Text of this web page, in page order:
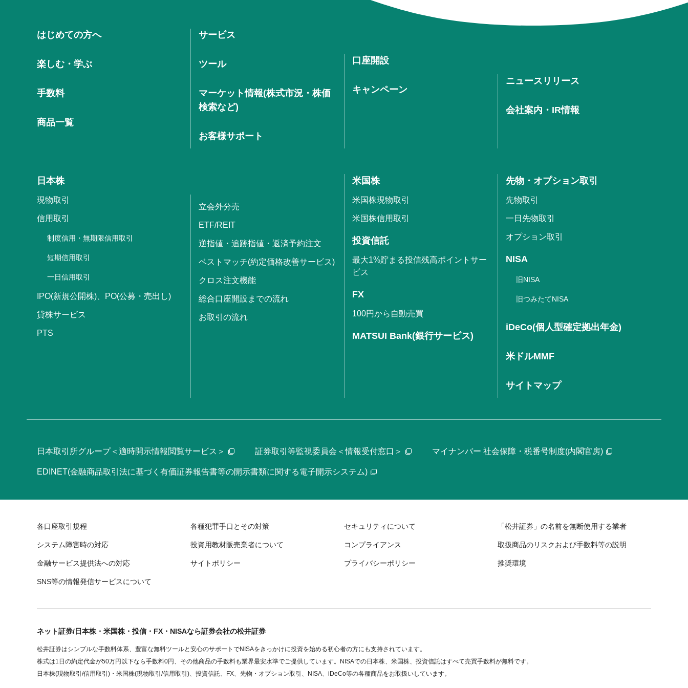
はじめての方へ
楽しむ・学ぶ
手数料
商品一覧
サービス
ツール
マーケット情報(株式市況・株価
検索など)
お客様サポート
口座開設
キャンペーン
ニュースリリース
会社案内・IR情報
日本株
現物取引
信用取引
制度信用・無期限信用取引
短期信用取引
一日信用取引
IPO(新規公開株)、PO(公募・売出し)
貸株サービス
PTS
立会外分売
ETF/REIT
逆指値・追跡指値・返済予約注文
ベストマッチ(約定価格改善サービス)
クロス注文機能
総合口座開設までの流れ
お取引の流れ
米国株
米国株現物取引
米国株信用取引
投資信託
最大1%貯まる投信残高ポイントサー
ビス
FX
100円から自動売買
MATSUI Bank(銀行サービス)
先物・オプション取引
先物取引
一日先物取引
オプション取引
NISA
旧NISA
旧つみたてNISA
iDeCo(個人型確定拠出年金)
米ドルMMF
サイトマップ
日本取引所グループ＜適時開示情報閲覧サービス＞ 証券取引等監視委員会＜情報受付窓口＞ マイナンバー 社会保障・税番号制度(内閣官房)
EDINET(金融商品取引法に基づく有価証券報告書等の開示書類に関する電子開示システム)
各口座取引規程 各種犯罪手口とその対策 セキュリティについて 「松井証券」の名前を無断使用する業者
システム障害時の対応 投資用教材販売業者について コンプライアンス 取扱商品のリスクおよび手数料等の説明
金融サービス提供法への対応 サイトポリシー プライバシーポリシー 推奨環境
SNS等の情報発信サービスについて
ネット証券/日本株・米国株・投信・FX・NISAなら証券会社の松井証券
松井証券はシンプルな手数料体系、豊富な無料ツールと安心のサポートでNISAをきっかけに投資を始める初心者の方にも支持されています。
株式は1日の約定代金が50万円以下なら手数料0円、その他商品の手数料も業界最安水準でご提供しています。NISAでの日本株、米国株、投資信託はすべて売買手数料が無料です。
日本株(現物取引/信用取引)・米国株(現物取引/信用取引)、投資信託、FX、先物・オプション取引、NISA、iDeCo等の各種商品をお取扱いしています。